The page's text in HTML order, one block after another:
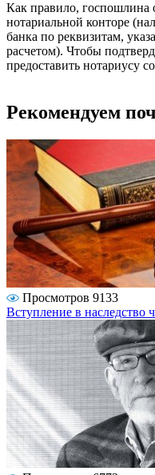
Как правило, госпошлина
нотариальной конторе
банка по реквизитам,
расчетом). Чтобы
предоставить нотариусу
Рекомендуем
Просмотров 9133
Вступление в наследство